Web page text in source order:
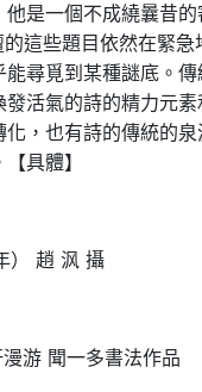
是一個不成繞曩昔
這些題目依然在緊
尋覓到某種謎底。
活氣的詩的精力元
，也有詩的傳統的
具體】
） 趙 沨 攝
游 聞一多書法作品